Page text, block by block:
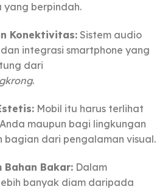
yang berpindah.
Konektivitas:Sistem audio
integrasi smartphone yang
dari
.
Mobil itu harus terlihat
maupun bagi lingkungan
bagian dari pengalaman visual.
Bahan Bakar:Dalam
banyak diam daripada